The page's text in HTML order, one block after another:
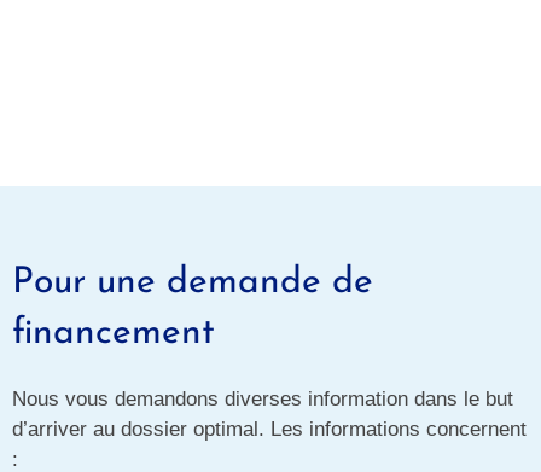
Pour une demande de
financement
Nous vous demandons diverses information dans le but
d’arriver au dossier optimal. Les informations concernent
: